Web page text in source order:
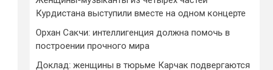
Курдистана выступили вместе на одном концерте
Орхан Сакчи: интеллигенция должна помочь в
построении прочного мира
Доклад: женщины в тюрьме Карчак подвергаются